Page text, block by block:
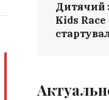
Дитячий
Kids Race